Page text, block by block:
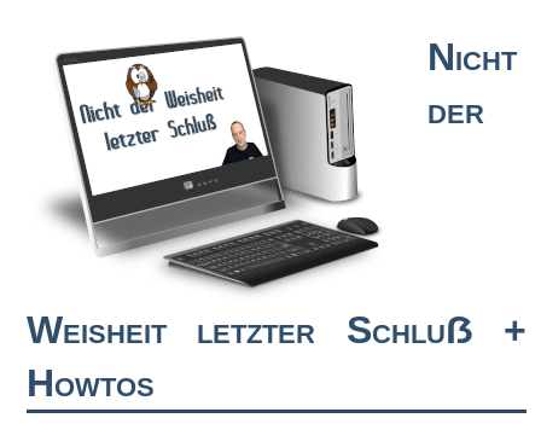
Nicht
der
Weisheit letzter Schluẞ +
Howtos